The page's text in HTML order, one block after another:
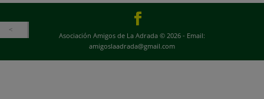
Asociación Amigos de La Adrada © 2026 - Email:
amigoslaadrada@gmail.com